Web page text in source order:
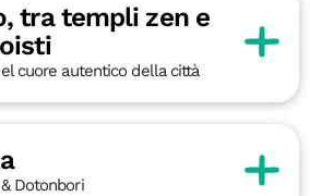
tra templi zen e
cuore autentico della città
Dotonbori